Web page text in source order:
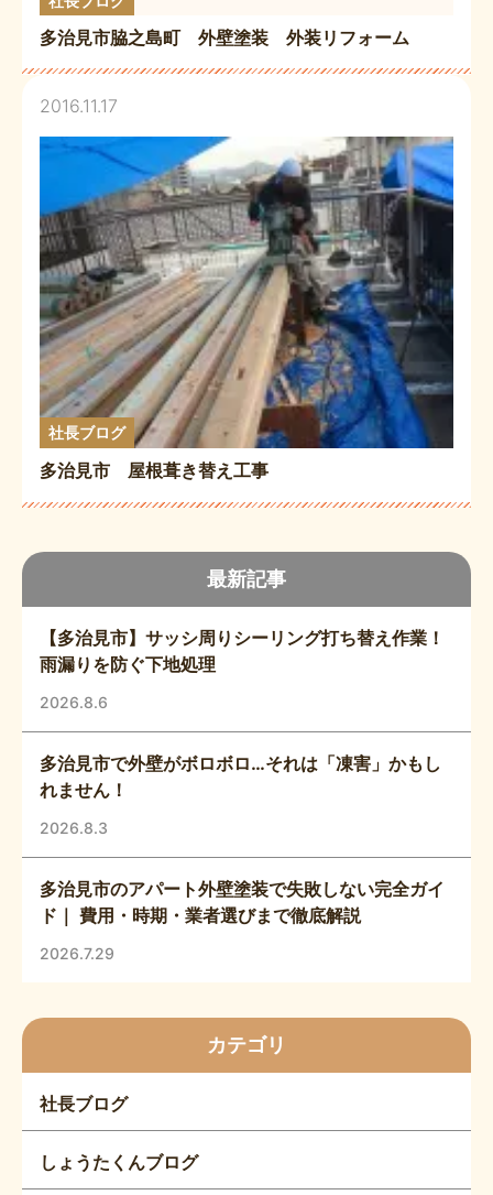
最新記事
【多治見市】サッシ周りシーリング打ち替え作業！
雨漏りを防ぐ下地処理
2026.8.6
多治見市で外壁がボロボロ…それは「凍害」かもし
れません！
2026.8.3
多治見市のアパート外壁塗装で失敗しない完全ガイ
ド｜ 費用・時期・業者選びまで徹底解説
2026.7.29
カテゴリ
社長ブログ
しょうたくんブログ
多治見市脇之島町 外壁塗装 外装リフォーム
2016.11.17
社長ブログ
多治見市 屋根葺き替え工事